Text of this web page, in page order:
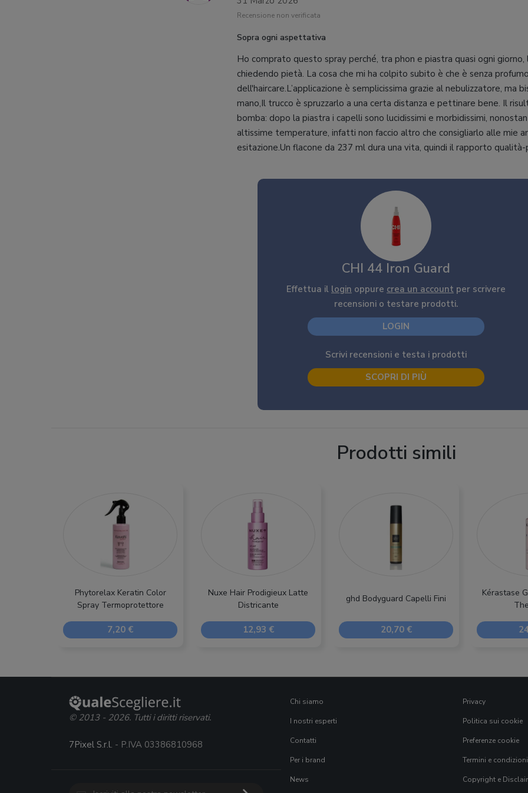
Recensione non verificata
Sopra ogni aspettativa
Ho comprato questo spray perché, tra phon e piastra quasi ogni
chiedendo pietà. La cosa che mi ha colpito subito è che è senza
dell'haircare.L’applicazione è semplicissima grazie al nebulizzatore, ma
mano,Il trucco è spruzzarlo a una certa distanza e pettinare bene. Il
bomba: dopo la piastra i capelli sono lucidissimi e morbidissimi,
altissime temperature, infatti non faccio altro che consigliarlo alle mie
esitazione.Un flacone da 237 ml dura una vita, quindi il rapporto
CHI 44 Iron Guard
Effettua il login oppure crea un account per scrivere
recensioni o testare prodotti.
LOGIN
Scrivi recensioni e testa i prodotti
SCOPRI DI PIÙ
Prodotti simili
Phytorelax Keratin Color
Spray Termoprotettore
7,20 €
Nuxe Hair Prodigieux Latte
Districante
12,93 €
ghd Bodyguard Capelli Fini
20,70 €
Kérastase
© 2013 - 2026. Tutti i diritti riservati.
7Pixel S.r.l. - P.IVA 03386810968
Chi siamo
I nostri esperti
Contatti
Per i brand
News
Privacy
Politica sui cookie
Preferenze cookie
Termini e
Copyright e